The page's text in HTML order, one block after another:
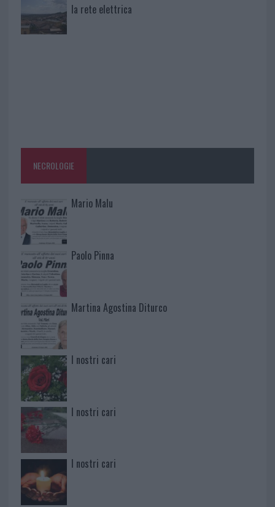
la rete elettrica
NECROLOGIE
Mario Malu
Paolo Pinna
Martina Agostina Diturco
I nostri cari
I nostri cari
I nostri cari